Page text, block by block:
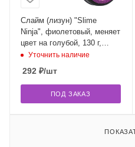
Слайм (лизун) "Slime
Ninja", фиолетовый, меняет
цвет на голубой, 130 г,
ВОЛШЕБНЫЙ МИР, S130-7
Уточнить наличие
292 ₽/шт
ПОД ЗАКАЗ